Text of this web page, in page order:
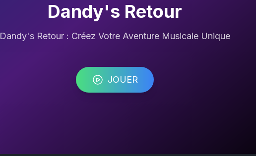
Dandy's Retour
Dandy's Retour : Créez Votre Aventure Musicale Unique
JOUER